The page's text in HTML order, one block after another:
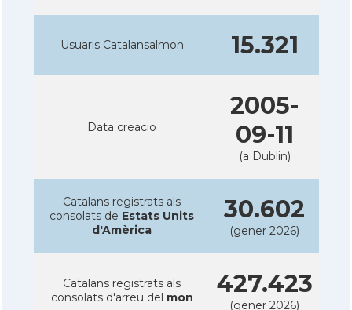
Usuaris Catalansalmon 15.321
Data creacio
2005-
09-11
(a Dublin)
Catalans registrats als
consolats de Estats Units
d'Amèrica
30.602
(gener 2026)
Catalans registrats als
consolats d'arreu del mon 427.423
(gener 2026)